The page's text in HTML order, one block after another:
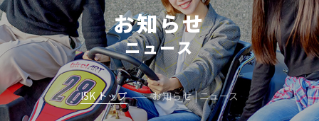
お知らせ
ニュース
ISK トップ お知らせ | ニュース